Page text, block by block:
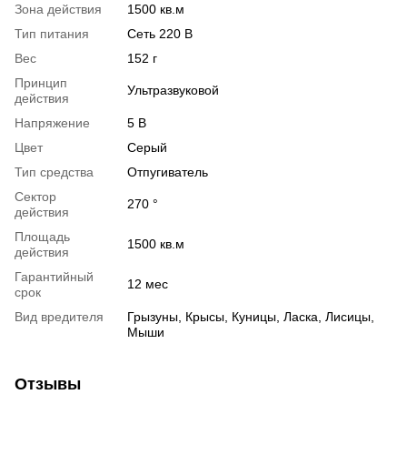
Зона действия
1500 кв.м
Тип питания
Сеть 220 В
Вес
152 г
Принцип
действия
Ультразвуковой
Напряжение
5 В
Цвет
Серый
Тип средства
Отпугиватель
Сектор
действия
270 °
Площадь
действия
1500 кв.м
Гарантийный
срок
12 мес
Вид вредителя
Грызуны, Крысы, Куницы, Ласка, Лисицы,
Мыши
Отзывы